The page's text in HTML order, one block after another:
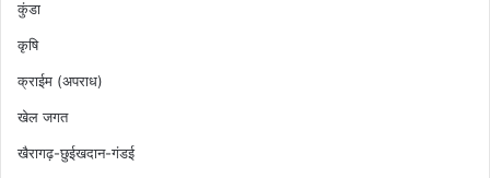
कुंडा
कृषि
क्राईम (अपराध)
खेल जगत
खैरागढ़-छुईखदान-गंडई